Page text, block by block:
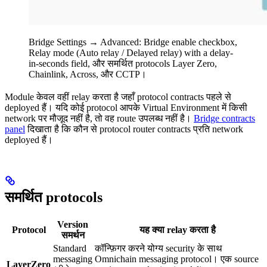
Bridge Settings → Advanced: Bridge enable checkbox,
Relay mode (Auto relay / Delayed relay) with a delay-
in-seconds field, और समर्थित protocols Layer Zero,
Chainlink, Across, और CCTP।
Module केवल वहीं relay करता है जहाँ protocol contracts पहले से
deployed हैं। यदि कोई protocol आपके Virtual Environment में किसी
network पर मौजूद नहीं है, तो वह route उपलब्ध नहीं है। Bridge contracts
panelदिखाता है कि कौन से protocol router contracts प्रति network
deployed हैं।
समर्थित protocols
Protocol
Version
समर्थन
यह क्या relay करता है
LayerZero
Standard
messaging
कॉन्फ़िगर करने योग्य security के साथ
Omnichain messaging protocol। एक source